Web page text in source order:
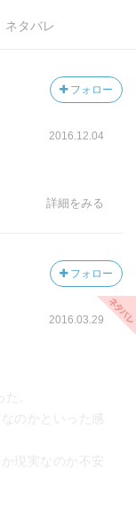
ネタバレ
フォロー
2016.12.04
詳細をみる
フォロー
2016.03.29
。
のかといった感
現実なのか不安